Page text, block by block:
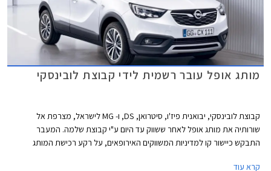
מותג אופל עובר רשמית לידי קבוצת לובינסקי
קבוצת לובינסקי, יבואנית פיז'ו, סיטרואן, DS, ו- MG לישראל, מצרפת אל
שורותיה את מותג אופל לאחר ששווק עד היום ע"י קבוצת שלמה. המעבר
התבקש כיישור קו למדיניות המשווקים האירופאים, על רקע רכישת המותג
קרא עוד